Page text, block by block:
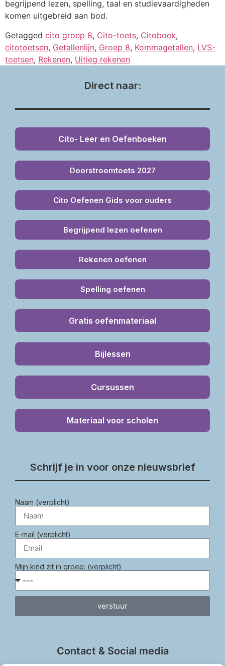
begrijpend lezen, spelling, taal en studievaardigheden
komen uitgebreid aan bod.
Getagged cito groep 8, Cito-toets, Citoboek,
citotoetsen, Getallenlijn, Groep 8, Kommagetallen, LVS-
toetsen, Rekenen, Uitleg rekenen
Direct naar:
Cito- Leer en Oefenboeken
Doorstroomtoets 2027
Cito Oefenen Gids voor ouders
Begrijpend lezen oefenen
Rekenen oefenen
Spelling oefenen
Gratis oefenmateriaal
Bijlessen
Cursussen
Materiaal voor scholen
Schrijf je in voor onze nieuwsbrief
Naam (verplicht)
E-mail (verplicht)
Mijn kind zit in groep: (verplicht)
verstuur
Contact & Social media